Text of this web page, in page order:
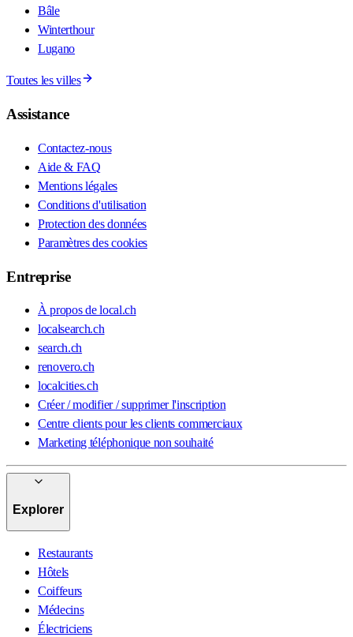
Bâle
Winterthour
Lugano
Toutes les villes
Assistance
Contactez-nous
Aide & FAQ
Mentions légales
Conditions d'utilisation
Protection des données
Paramètres des cookies
Entreprise
À propos de local.ch
localsearch.ch
search.ch
renovero.ch
localcities.ch
Créer / modifier / supprimer l'inscription
Centre clients pour les clients commerciaux
Marketing téléphonique non souhaité
Explorer
Restaurants
Hôtels
Coiffeurs
Médecins
Électriciens